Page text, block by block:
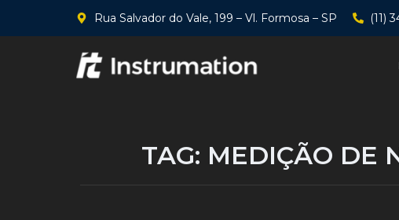
Rua Salvador do Vale, 199 – Vl. Formosa – SP (11)
TAG: MEDIÇÃO DE